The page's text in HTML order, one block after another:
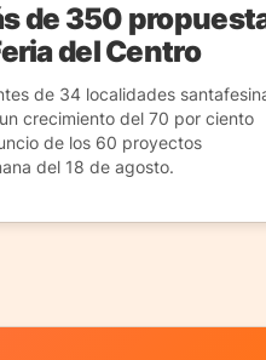
de 350
del Centro
de 34 localidades
crecimiento del 70 por ciento
de los 60 proyectos
del 18 de agosto.